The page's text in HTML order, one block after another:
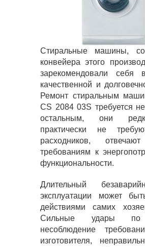
Стиральные машины,
конвейера этого
зарекомендовали себя
качественной и
Ремонт стиральным
CS 2084 03S требуется
остальным, они
практически не
расходников,
требованиям к
функциональности.
Длительный
эксплуатации может
действиями самих
Сильные удары по
несоблюдение
изготовителя,